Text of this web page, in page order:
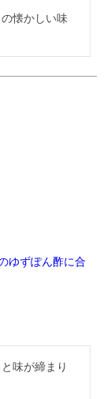
懐かしい味
ゆずぽん酢に合
味が締まり